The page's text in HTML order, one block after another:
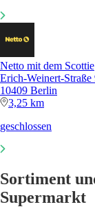
Netto mit dem Scottie
Erich-Weinert-Straße
10409 Berlin
3,25 km
geschlossen
Sortiment
Supermarkt